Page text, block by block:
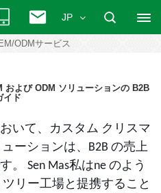
JP
ODMサービス
および ODM ソリューションの B2B
イド
いて、カスタム クリスマ
ーションは、B2B の売上
。 Sen Mas私はne のよう
リー工場と提携すること